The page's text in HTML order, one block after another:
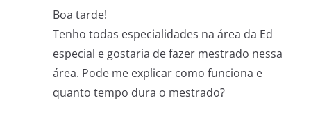
Boa tarde!
Tenho todas especialidades na área da Ed
especial e gostaria de fazer mestrado nessa
área. Pode me explicar como funciona e
quanto tempo dura o mestrado?